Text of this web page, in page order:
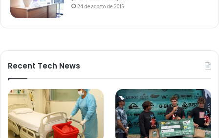
24 de agosto de 2015
Recent Tech News